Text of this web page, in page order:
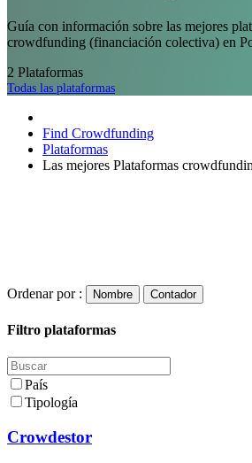
Guía con información sobre las mejores
crowdfunding (financiación colectiva) en
2 Plataformas
Todas las plataformas
Find Crowdfunding
Plataformas
Las mejores Plataformas
Ordenar por : Nombre Contador
Filtro plataformas
País
Tipología
Crowdestor